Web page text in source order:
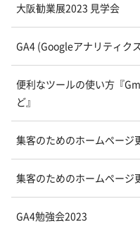
大阪勧業展2023 見学会
GA4 (Googleアナリティク
便利なツールの使い方『
ど』
集客のためのホームページ
集客のためのホームページ
GA4勉強会2023